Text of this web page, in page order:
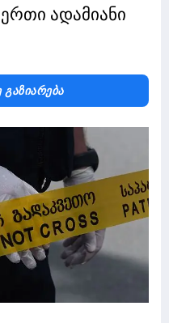
ადამიანი
Გაზიარება